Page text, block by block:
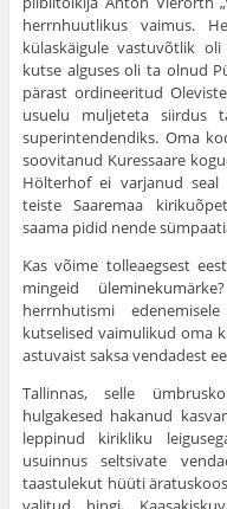
herrnhuutlikus vaimus.
külaskäigule vastuvõtlik
kutse alguses oli ta olnud
pärast ordineeritud
usuelu mulje­teta siirdus
superintendendiks. Oma
soovita­nud Kuressaare
Hölterhof ei varjanud
teiste Saaremaa
saama pidid nende
Kas võime tolleaegsest
mingeid
herrnhutismi
kutselised vaimulikud oma
astuvaist saksa vendadest
Tallinnas, selle
hulgakesed hakanud
leppinud kirikliku
usuinnus seltsivate
taastulekut hüüti